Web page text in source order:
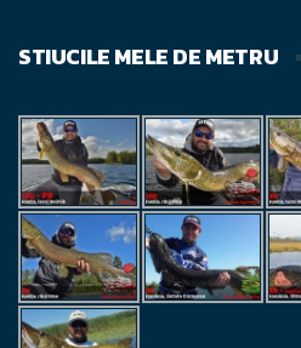
STIUCILE MELE DE METRU